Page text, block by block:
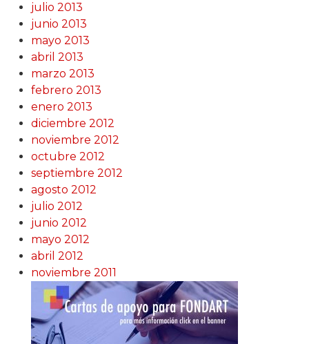
julio 2013
junio 2013
mayo 2013
abril 2013
marzo 2013
febrero 2013
enero 2013
diciembre 2012
noviembre 2012
octubre 2012
septiembre 2012
agosto 2012
julio 2012
junio 2012
mayo 2012
abril 2012
noviembre 2011